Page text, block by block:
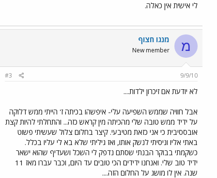
לי אישית אין כאלה.
מ מנגו חצוף
New member
9/9/10
#3
לא יודעת אם זיכרון ילדות....
אבל חוויה שממש השפיעה עלי- איפשהו בכיתה ז' הייתי ממש דלוקה
על ידיד ממש טובה שלי מהכיתה מין קראש כזה... והתחלתי להיות קצת
אובססיבית כי אני כזאת מטיבעי. קיצר בחלום צלול שעשיתי פשוט
באתי אליו וניסיתי לנשק אותו, ואז גיליתי שלא בא לי עליו בכלל.
כשקמתי בבוקר הבנתי שסתם נדפק לי השכל ושעדיף שהוא ישאר
ידיד טוב שלי. ואנחנו ידידים הכי טובים עד היום, וכבר עברו מאז 11
שנה. אין לו מושג על החלום הזה....